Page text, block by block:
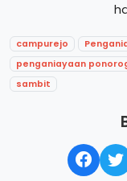
campurejo
penganiayaan
sambit